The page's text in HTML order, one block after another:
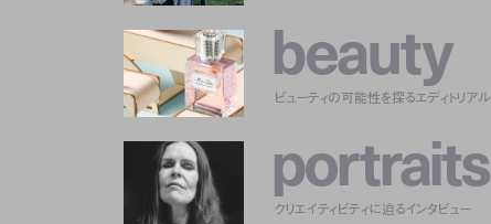
beauty
ビューティの可能性を探るエディトリアル
portraits
クリエイティビティに迫るインタビュー